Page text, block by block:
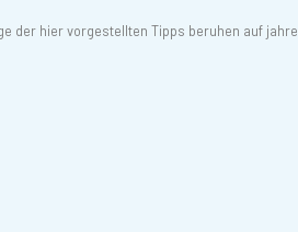
der hier vorgestellten Tipps beruhen auf